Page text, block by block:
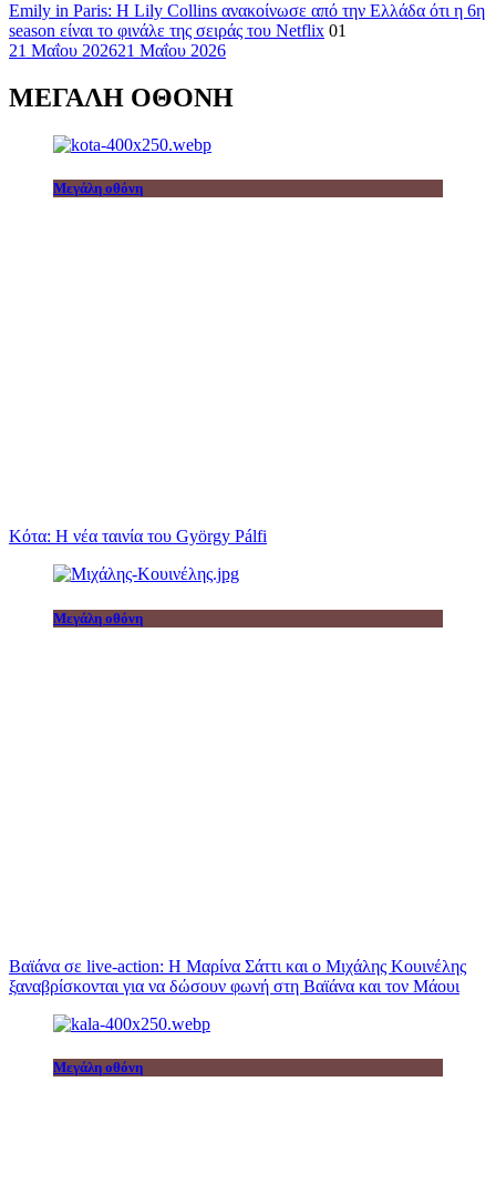
Emily in Paris: Η Lily Collins ανακοίνωσε από την Ελλάδα ότι η 6η
season είναι το φινάλε της σειράς του Netflix 01
21 Μαΐου 202621 Μαΐου 2026
ΜΕΓΑΛΗ ΟΘΟΝΗ
Μεγάλη οθόνη
Κότα: Η νέα ταινία του György Pálfi
Μεγάλη οθόνη
Βαϊάνα σε live-action: Η Μαρίνα Σάττι και ο Μιχάλης Κουινέλης
ξαναβρίσκονται για να δώσουν φωνή στη Βαϊάνα και τον Μάουι
Μεγάλη οθόνη